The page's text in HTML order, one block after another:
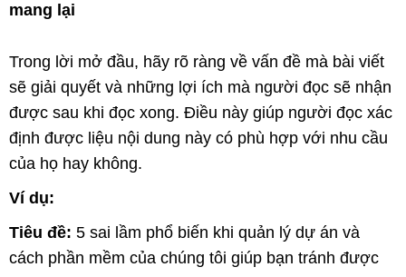
mang lại
Trong lời mở đầu, hãy rõ ràng về vấn đề mà bài viết
sẽ giải quyết và những lợi ích mà người đọc sẽ nhận
được sau khi đọc xong. Điều này giúp người đọc xác
định được liệu nội dung này có phù hợp với nhu cầu
của họ hay không.
Ví dụ:
Tiêu đề: 5 sai lầm phổ biến khi quản lý dự án và
cách phần mềm của chúng tôi giúp bạn tránh được